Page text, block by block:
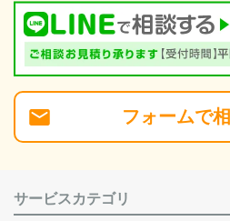
フォームで
サービスカテゴリ